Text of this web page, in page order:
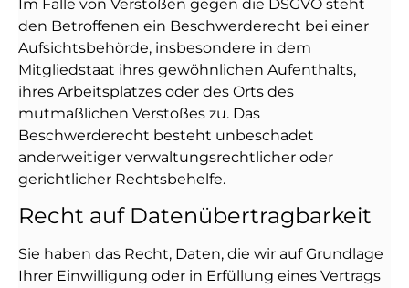
Im Falle von Verstößen gegen die DSGVO steht
den Betroffenen ein Beschwerderecht bei einer
Aufsichtsbehörde, insbesondere in dem
Mitgliedstaat ihres gewöhnlichen Aufenthalts,
ihres Arbeitsplatzes oder des Orts des
mutmaßlichen Verstoßes zu. Das
Beschwerderecht besteht unbeschadet
anderweitiger verwaltungsrechtlicher oder
gerichtlicher Rechtsbehelfe.
Recht auf Daten­übertrag­barkeit
Sie haben das Recht, Daten, die wir auf Grundlage
Ihrer Einwilligung oder in Erfüllung eines Vertrags